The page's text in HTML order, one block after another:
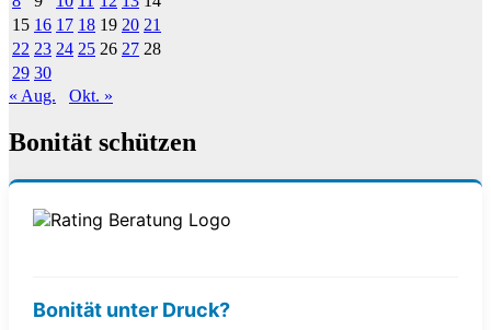
15 16 17 18 19 20 21
22 23 24 25 26 27 28
29 30
« Aug.
Okt. »
Bonität schützen
Bonität unter Druck?